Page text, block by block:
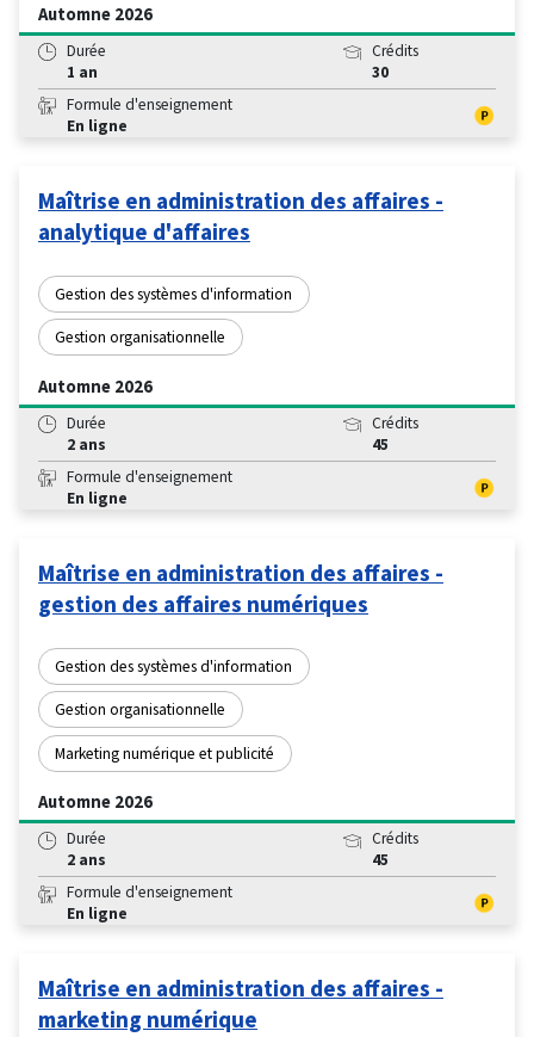
Automne 2026
Durée
1 an
Crédits
30
Formule d'enseignement
En ligne
Maîtrise en administration des affaires -
analytique d'affaires
Gestion des systèmes d'information
Gestion organisationnelle
Automne 2026
Durée
2 ans
Crédits
45
Formule d'enseignement
En ligne
Maîtrise en administration des affaires -
gestion des affaires numériques
Gestion des systèmes d'information
Gestion organisationnelle
Marketing numérique et publicité
Automne 2026
Durée
2 ans
Crédits
45
Formule d'enseignement
En ligne
Maîtrise en administration des affaires -
marketing numérique